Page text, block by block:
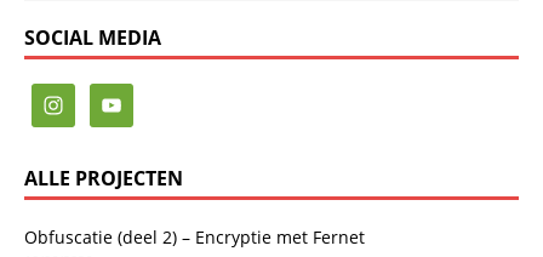
SOCIAL MEDIA
ALLE PROJECTEN
Obfuscatie (deel 2) – Encryptie met Fernet